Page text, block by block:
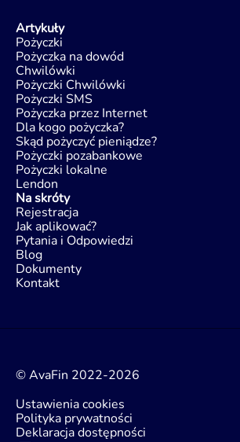
Artykuły
Pożyczki
Pożyczka na dowód
Chwilówki
Pożyczki Chwilówki
Pożyczki SMS
Pożyczka przez Internet
Dla kogo pożyczka?
Skąd pożyczyć pieniądze?
Pożyczki pozabankowe
Pożyczki lokalne
Lendon
Na skróty
Rejestracja
Jak aplikować?
Pytania i Odpowiedzi
Blog
Dokumenty
Kontakt
© AvaFin 2022-2026
Ustawienia cookies
Polityka prywatności
Deklaracja dostępności